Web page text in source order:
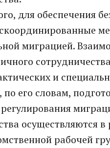
для обеспечения
миграцией.
и
по его словам,
осуществляются
рабочей